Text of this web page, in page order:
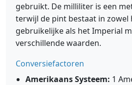
gebruikt. De milliliter is een
terwijl de pint bestaat in zowel
gebruikelijke als het Imperial
verschillende waarden.
Conversiefactoren
Amerikaans Systeem: 1